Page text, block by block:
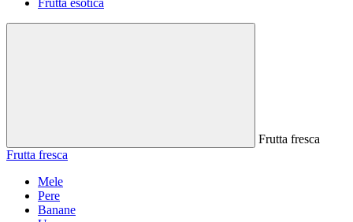
Frutta esotica
Frutta fresca
Frutta fresca
Mele
Pere
Banane